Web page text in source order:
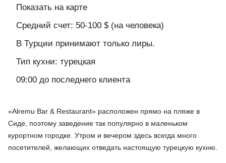
Показать на карте
Средний счет: 50-100 $ (на человека)
В Турции принимают только лиры.
Тип кухни: турецкая
09:00 до последнего клиента
«Alremu Bar & Restaurant» расположен прямо на пляже в
Сиде, поэтому заведение так популярно в маленьком
курортном городке. Утром и вечером здесь всегда много
посетителей, желающих отведать настоящую турецкую кухню.